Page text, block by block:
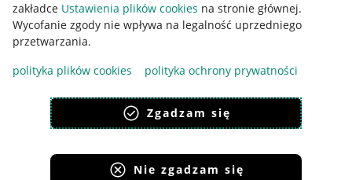
zakładce Ustawienia plików cookies na stronie głównej.
Wycofanie zgody nie wpływa na legalność uprzedniego
przetwarzania.
polityka plików cookies
polityka ochrony prywatności
Zgadzam się
Nie zgadzam się